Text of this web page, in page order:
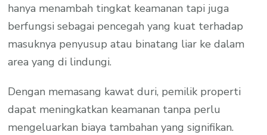
hanya menambah tingkat keamanan tapi juga
berfungsi sebagai pencegah yang kuat terhadap
masuknya penyusup atau binatang liar ke dalam
area yang di lindungi.
Dengan memasang kawat duri, pemilik properti
dapat meningkatkan keamanan tanpa perlu
mengeluarkan biaya tambahan yang signifikan.